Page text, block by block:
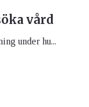
vård
under hu...